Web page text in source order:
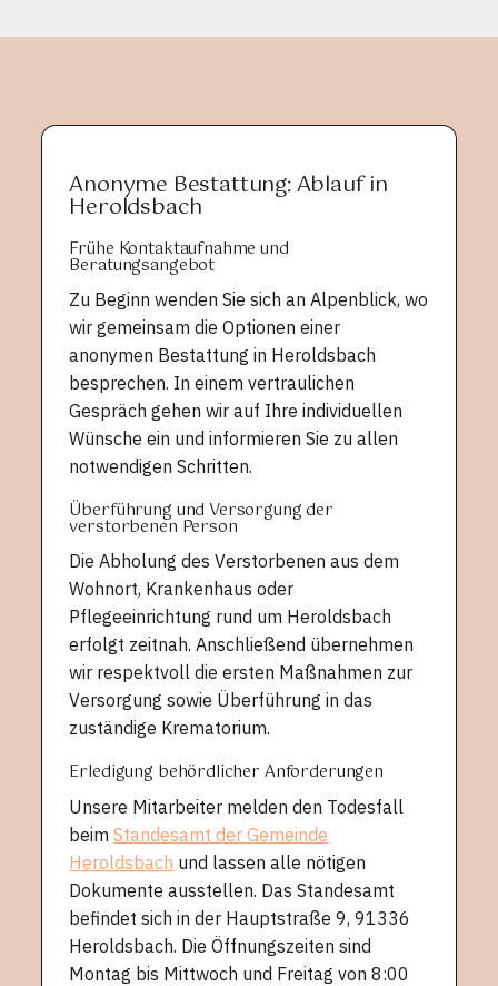
Anonyme Bestattung: Ablauf in
Heroldsbach
Frühe Kontaktaufnahme und
Beratungsangebot
Zu Beginn wenden Sie sich an Alpenblick, wo
wir gemeinsam die Optionen einer
anonymen Bestattung in Heroldsbach
besprechen. In einem vertraulichen
Gespräch gehen wir auf Ihre individuellen
Wünsche ein und informieren Sie zu allen
notwendigen Schritten.
Überführung und Versorgung der
verstorbenen Person
Die Abholung des Verstorbenen aus dem
Wohnort, Krankenhaus oder
Pflegeeinrichtung rund um Heroldsbach
erfolgt zeitnah. Anschließend übernehmen
wir respektvoll die ersten Maßnahmen zur
Versorgung sowie Überführung in das
zuständige Krematorium.
Erledigung behördlicher Anforderungen
Unsere Mitarbeiter melden den Todesfall
beimStandesamt der Gemeinde
Heroldsbach und lassen alle nötigen
Dokumente ausstellen. Das Standesamt
befindet sich in der Hauptstraße 9, 91336
Heroldsbach. Die Öffnungszeiten sind
Montag bis Mittwoch und Freitag von 8:00